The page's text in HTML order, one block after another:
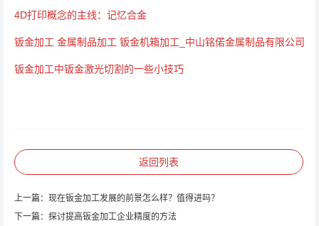
4D打印概念的主线：记忆合金
钣金加工 金属制品加工 钣金机箱加工_中山铭偌金属制品有限公司
钣金加工中钣金激光切割的一些小技巧
返回列表
上一篇： 现在钣金加工发展的前景怎么样？值得进吗？
下一篇： 探讨提高钣金加工企业精度的方法